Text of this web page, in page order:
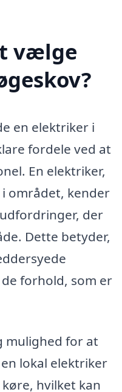
vælge
en elektriker i
fordele ved at
En elektriker,
området, kender
der
Dette betyder,
forhold, som er
mulighed for at
lokal elektriker
hvilket kan